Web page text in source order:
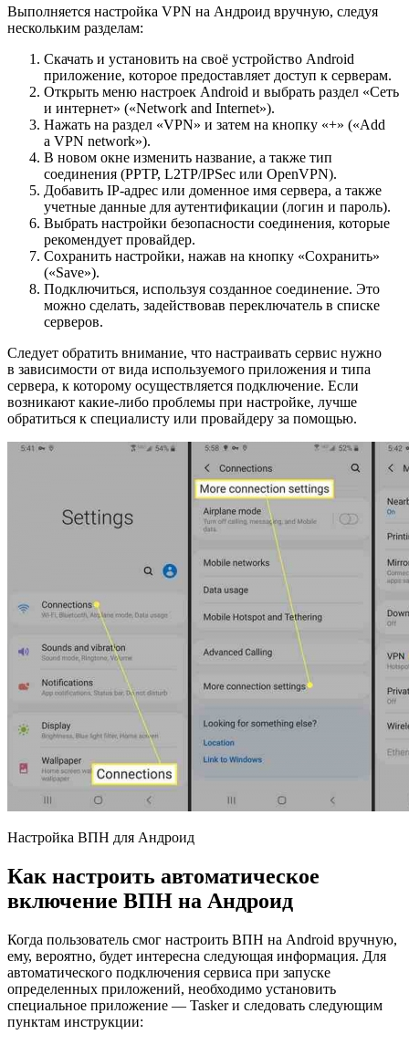
Выполняется настройка VPN на Андроид вручную, следуя
нескольким разделам:
Скачать и установить на своё устройство Android
приложение, которое предоставляет доступ к серверам.
Открыть меню настроек Android и выбрать раздел «Сеть
и интернет» («Network and Internet»).
Нажать на раздел «VPN» и затем на кнопку «+» («Add
a VPN network»).
В новом окне изменить название, а также тип
соединения (PPTP, L2TP/IPSec или OpenVPN).
Добавить IP-адрес или доменное имя сервера, а также
учетные данные для аутентификации (логин и пароль).
Выбрать настройки безопасности соединения, которые
рекомендует провайдер.
Сохранить настройки, нажав на кнопку «Сохранить»
(«Save»).
Подключиться, используя созданное соединение. Это
можно сделать, задействовав переключатель в списке
серверов.
Следует обратить внимание, что настраивать сервис нужно
в зависимости от вида используемого приложения и типа
сервера, к которому осуществляется подключение. Если
возникают какие-либо проблемы при настройке, лучше
обратиться к специалисту или провайдеру за помощью.
Настройка ВПН для Андроид
Как настроить автоматическое
включение ВПН на Андроид
Когда пользователь смог настроить ВПН на Android вручную,
ему, вероятно, будет интересна следующая информация. Для
автоматического подключения сервиса при запуске
определенных приложений, необходимо установить
специальное приложение — Tasker и следовать следующим
пунктам инструкции: